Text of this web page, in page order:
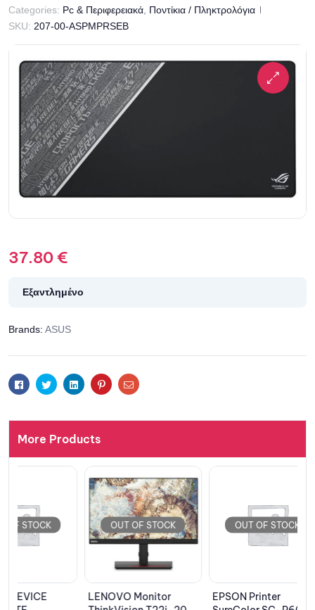
Categories: Pc & Περιφερειακά Ποντίκια / Πληκτρολόγια
SKU: 207-00-ASPMPRSEB
37.80€
Εξαντλημένο
Brands: ASUS
FacebookTwitterLinkedinPinterestEmail
More Products
OUT OF STOCK
LENOVO Monitor
OUT OF STOCK
EPSON Printer
OUT